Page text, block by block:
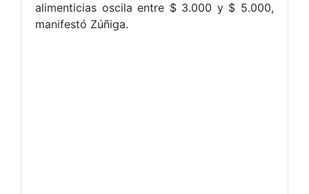
alimenticias oscila entre $ 3.000 y $ 5.000,
manifestó Zúñiga.